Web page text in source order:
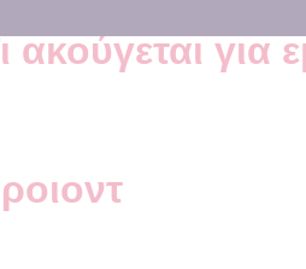
ακούγεται για